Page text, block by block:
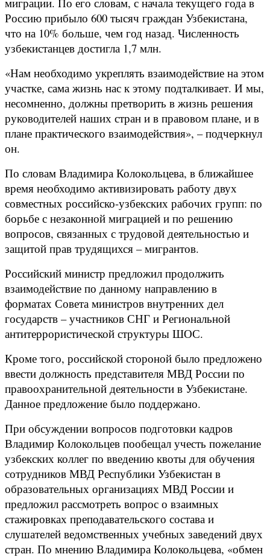
Россию прибыло 600 тысяч граждан Узбекистана,
что на 10% больше, чем год назад. Численность
узбекистанцев достигла 1,7 млн.
«Нам необходимо укреплять взаимодействие на этом
участке, сама жизнь нас к этому подталкивает. И мы,
несомненно, должны претворить в жизнь решения
руководителей наших стран и в правовом плане, и в
плане практического взаимодействия», – подчеркнул
он.
По словам Владимира Колокольцева, в ближайшее
время необходимо активизировать работу двух
совместных российско-узбекских рабочих групп: по
борьбе с незаконной миграцией и по решению
вопросов, связанных с трудовой деятельностью и
защитой прав трудящихся – мигрантов.
Российский министр предложил продолжить
взаимодействие по данному направлению в
форматах Совета министров внутренних дел
государств – участников СНГ и Региональной
антитеррористической структуры ШОС.
Кроме того, российской стороной было предложено
ввести должность представителя МВД России по
правоохранительной деятельности в Узбекистане.
Данное предложение было поддержано.
При обсуждении вопросов подготовки кадров
Владимир Колокольцев пообещал учесть пожелание
узбекских коллег по введению квоты для обучения
сотрудников МВД Республики Узбекистан в
образовательных организациях МВД России и
предложил рассмотреть вопрос о взаимных
стажировках преподавательского состава и
слушателей ведомственных учебных заведений двух
стран. По мнению Владимира Колокольцева, «обмен